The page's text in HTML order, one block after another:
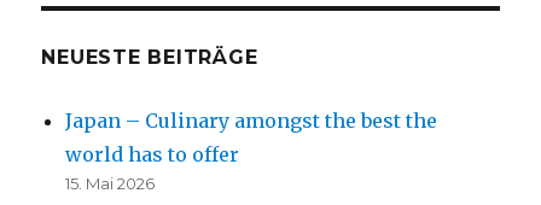
NEUESTE BEITRÄGE
Japan – Culinary amongst the best the
world has to offer
15. Mai 2026